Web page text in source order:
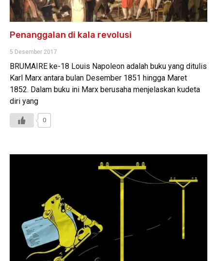
Penanggalan di kala revolusi
5 Desember 2017
BRUMAIRE ke-18 Louis Napoleon adalah buku yang ditulis
Karl Marx antara bulan Desember 1851 hingga Maret
1852. Dalam buku ini Marx berusaha menjelaskan kudeta
diri yang
0